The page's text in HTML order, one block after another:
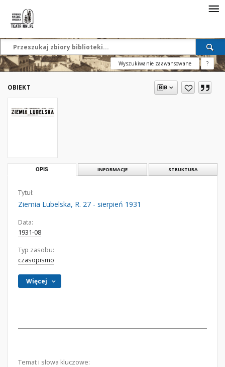
Wyszukiwanie zaawansowane ?
OBIEKT
OPIS INFORMACJE STRUKTURA
Tytuł:
Ziemia Lubelska, R. 27 - sierpień 1931
Data:
1931-08
Typ zasobu:
czasopismo
Więcej
Temat i słowa kluczowe: